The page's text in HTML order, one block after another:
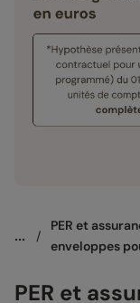
... /
PER et
enveloppes
PER et